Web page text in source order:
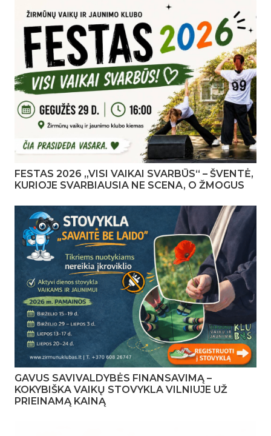
FESTAS 2026 „VISI VAIKAI SVARBŪS“ – ŠVENTĖ,
KURIOJE SVARBIAUSIA NE SCENA, O ŽMOGUS
GAVUS SAVIVALDYBĖS FINANSAVIMĄ –
KOKYBIŠKA VAIKŲ STOVYKLA VILNIUJE UŽ
PRIEINAMĄ KAINĄ